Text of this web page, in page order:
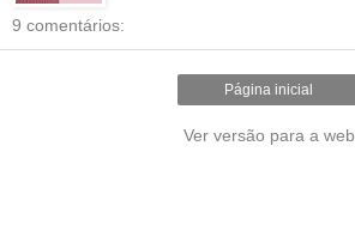
9 comentários:
Página inicial
Ver versão para a web